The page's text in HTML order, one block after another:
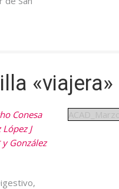
«viajera»
Conesa
J
González